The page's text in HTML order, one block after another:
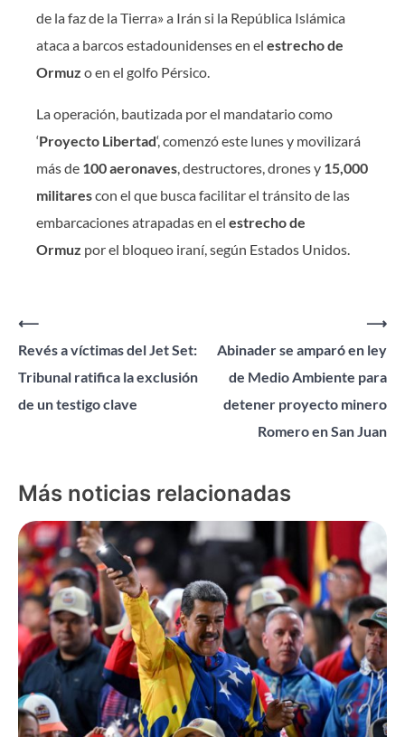
de la faz de la Tierra» a Irán si la República Islámica
ataca a barcos estadounidenses en el estrecho de
Ormuz o en el golfo Pérsico.
La operación, bautizada por el mandatario como
‘Proyecto Libertad‘, comenzó este lunes y movilizará
más de 100 aeronaves, destructores, drones y 15,000
militarescon el que busca facilitar el tránsito de las
embarcaciones atrapadas en el estrecho de
Ormuz por el bloqueo iraní, según Estados Unidos.
Navegación
de
entradas
⟵
Revés a víctimas del Jet Set:
Tribunal ratifica la exclusión
de un testigo clave
Abinader se amparó en ley
de Medio Ambiente para
detener proyecto minero
Romero en San Juan
⟶
Más noticias relacionadas